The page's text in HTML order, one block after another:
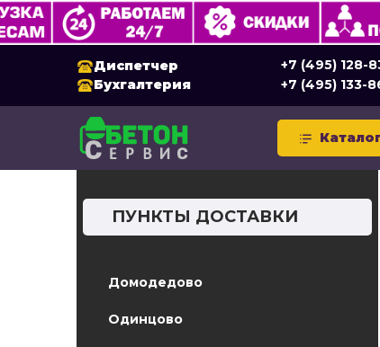
Диспетчер
Бухгалтерия
+7 (495) 128-
+7 (495) 133-
ПУНКТЫ ДОСТАВКИ
Домодедово
Одинцово